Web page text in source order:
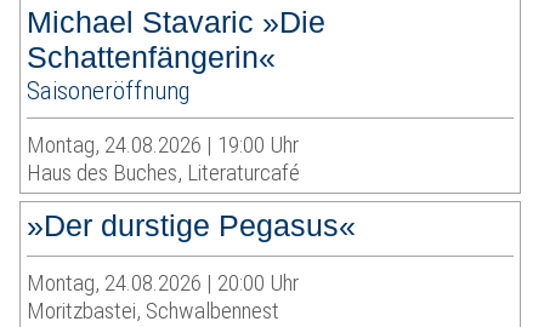
Michael Stavaric »Die
Schattenfängerin«
Saisoneröffnung
Montag, 24.08.2026 | 19:00 Uhr
Haus des Buches, Literaturcafé
»Der durstige Pegasus«
Montag, 24.08.2026 | 20:00 Uhr
Moritzbastei, Schwalbennest